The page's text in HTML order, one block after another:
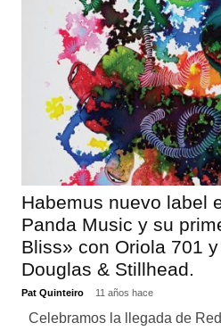
Habemus nuevo label
Panda Music y su
Bliss» con Oriola 701
Douglas & Stillhead.
Pat Quinteiro 11 años hace
Celebramos la llegada de